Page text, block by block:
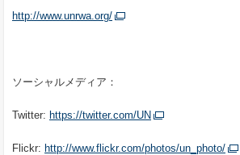
http://www.unrwa.org/
ソーシャルメディア：
Twitter: https://twitter.com/UN
Flickr: http://www.flickr.com/photos/un_photo/